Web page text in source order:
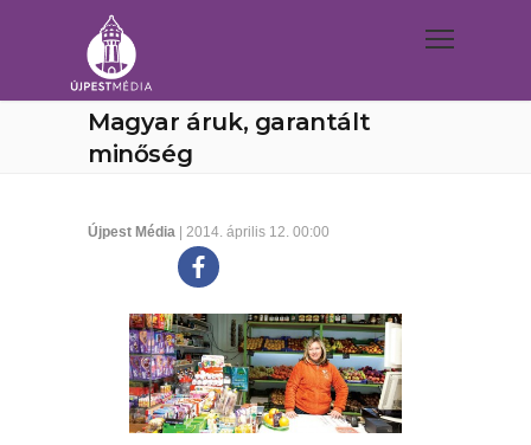
Magyar áruk, garantált
minőség
Újpest Média | 2014. április 12. 00:00